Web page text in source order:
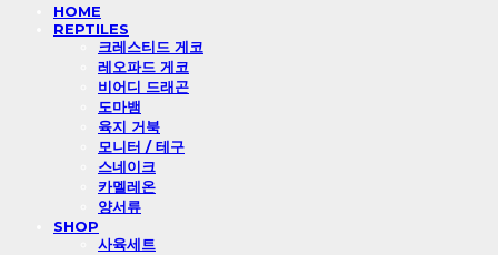
HOME
REPTILES
크레스티드 게코
레오파드 게코
비어디 드래곤
도마뱀
육지 거북
모니터 / 테구
스네이크
카멜레온
양서류
SHOP
사육세트